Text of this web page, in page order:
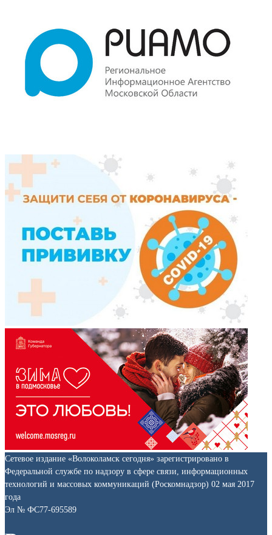
Сетевое издание «Волоколамск сегодня» зарегистрировано в
Федеральной службе по надзору в сфере связи, информационных
технологий и массовых коммуникаций (Роскомнадзор) 02 мая 2017
года
Эл № ФС77-695589